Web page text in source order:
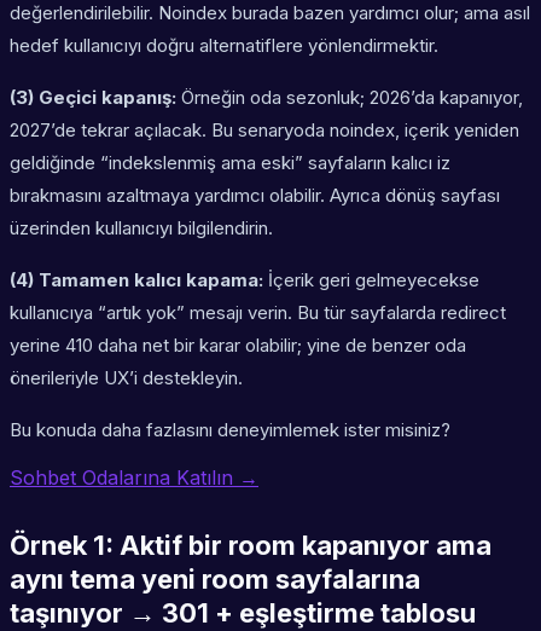
değerlendirilebilir. Noindex burada bazen yardımcı olur; ama asıl
hedef kullanıcıyı doğru alternatiflere yönlendirmektir.
(3) Geçici kapanış: Örneğin oda sezonluk; 2026’da kapanıyor,
2027’de tekrar açılacak. Bu senaryoda noindex, içerik yeniden
geldiğinde “indekslenmiş ama eski” sayfaların kalıcı iz
bırakmasını azaltmaya yardımcı olabilir. Ayrıca dönüş sayfası
üzerinden kullanıcıyı bilgilendirin.
(4) Tamamen kalıcı kapama: İçerik geri gelmeyecekse
kullanıcıya “artık yok” mesajı verin. Bu tür sayfalarda redirect
yerine 410 daha net bir karar olabilir; yine de benzer oda
önerileriyle UX’i destekleyin.
Bu konuda daha fazlasını deneyimlemek ister misiniz?
Sohbet Odalarına Katılın →
Örnek 1: Aktif bir room kapanıyor ama
aynı tema yeni room sayfalarına
taşınıyor → 301 + eşleştirme tablosu